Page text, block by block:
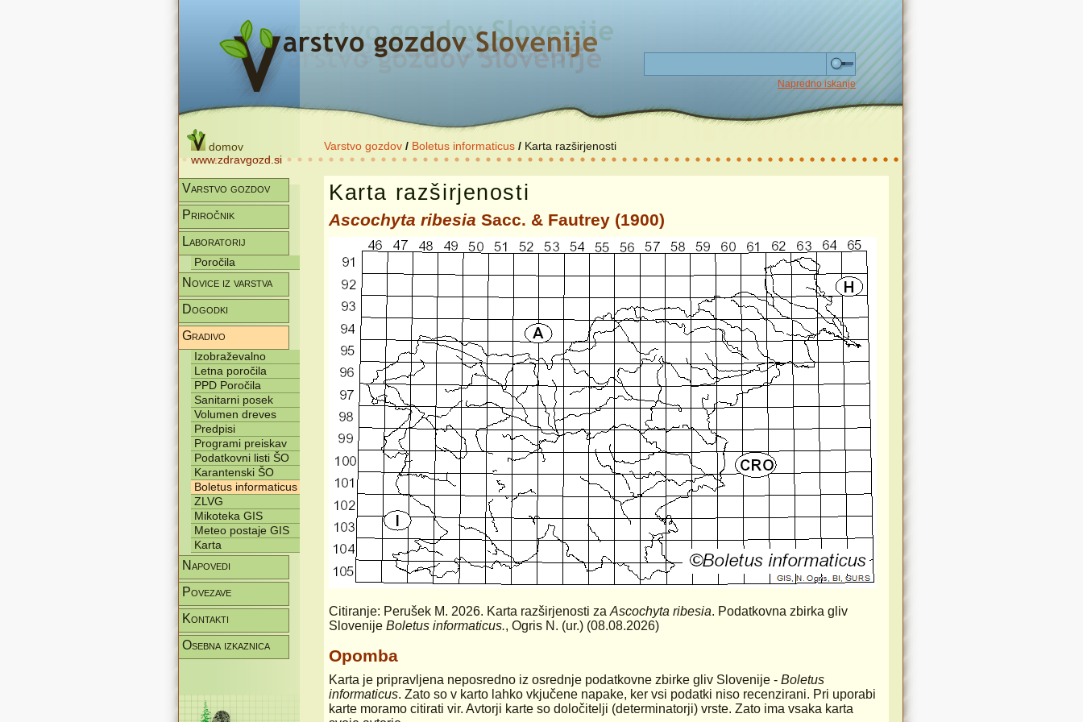
Napredno iskanje
domov
www.zdravgozd.si
Varstvo gozdov / Boletus informaticus / Karta razširjenosti
Varstvo gozdov
Priročnik
Laboratorij
Poročila
Novice iz varstva
Dogodki
Gradivo
Izobraževalno
Letna poročila
PPD Poročila
Sanitarni posek
Volumen dreves
Predpisi
Programi preiskav
Podatkovni listi ŠO
Karantenski ŠO
Boletus informaticus
ZLVG
Mikoteka GIS
Meteo postaje GIS
Karta
Napovedi
Povezave
Kontakti
Osebna izkaznica
Karta razširjenosti
Ascochyta ribesia Sacc. & Fautrey (1900)
Citiranje: Perušek M. 2026. Karta razširjenosti za Ascochyta ribesia. Podatkovna zbirka gliv
Slovenije Boletus informaticus., Ogris N. (ur.) (08.08.2026)
Opomba
Karta je pripravljena neposredno iz osrednje podatkovne zbirke gliv Slovenije - Boletus
informaticus. Zato so v karto lahko vkjučene napake, ker vsi podatki niso recenzirani. Pri uporabi
karte moramo citirati vir. Avtorji karte so določitelji (determinatorji) vrste. Zato ima vsaka karta